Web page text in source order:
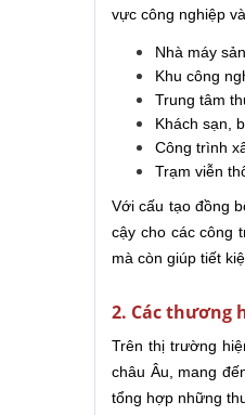
vực công nghiệp
Nhà máy
Khu công
Trung tâm
Khách sạn,
Công trình
Trạm viễn
Với cấu tạo đồng
cậy cho các công
mà còn giúp tiết
2. Các thương
Trên thị trường
châu Âu, mang
tổng hợp những